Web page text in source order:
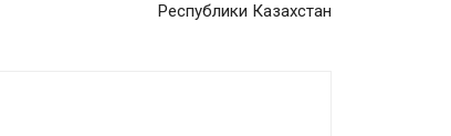
Республики Казахстан